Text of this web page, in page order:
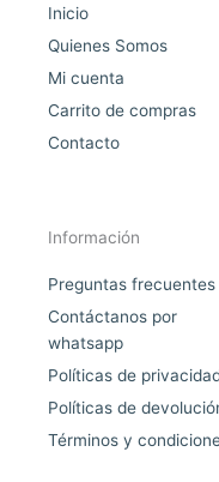
Inicio
Quienes Somos
Mi cuenta
Carrito de compras
Contacto
Información
Preguntas frecuentes
Contáctanos por
whatsapp
Políticas de
Políticas de
Términos y